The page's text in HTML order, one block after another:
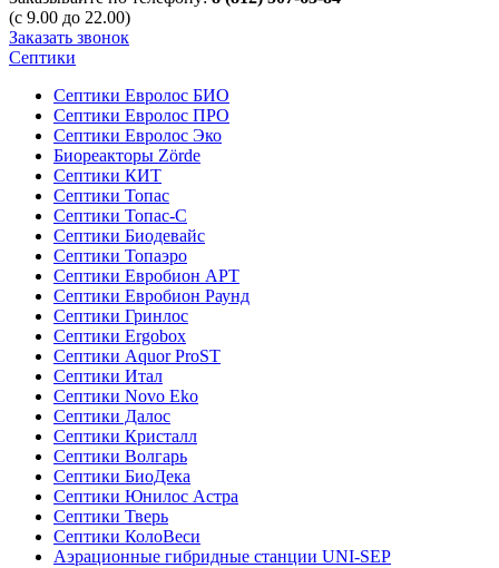
(с 9.00 до 22.00)
Заказать звонок
Септики
Септики Евролос БИО
Септики Евролос ПРО
Септики Евролос Эко
Биореакторы Zörde
Септики КИТ
Септики Топас
Септики Топас-С
Септики Биодевайс
Септики Топаэро
Септики Евробион АРТ
Септики Евробион Раунд
Септики Гринлос
Септики Ergobox
Септики Aquor ProST
Септики Итал
Септики Novo Eko
Септики Далос
Септики Кристалл
Септики Волгарь
Септики БиоДека
Септики Юнилос Астра
Септики Тверь
Септики КолоВеси
Аэрационные гибридные станции UNI-SEP